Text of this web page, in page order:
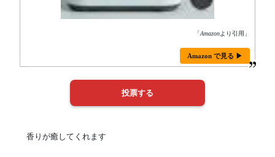
「Amazonより引用」
Amazon で見る ▶
香りが癒してくれます